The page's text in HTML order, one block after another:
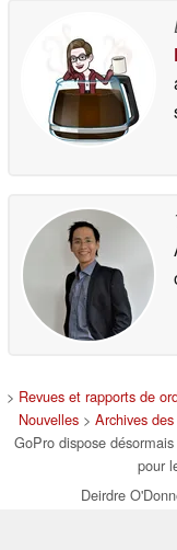
> Revues et rapports de
Nouvelles > Archives
GoPro dispose
pour
Deirdre